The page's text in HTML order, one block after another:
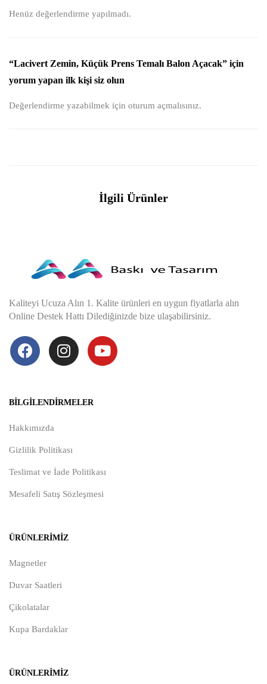
Henüz değerlendirme yapılmadı.
“Lacivert Zemin, Küçük Prens Temalı Balon Açacak” için
yorum yapan ilk kişi siz olun
Değerlendirme yazabilmek için oturum açmalısınız.
İlgili Ürünler
Kaliteyi Ucuza Alın 1. Kalite ürünleri en uygun fiyatlarla alın
Online Destek Hattı Dilediğinizde bize ulaşabilirsiniz.
BILGILENDIRMELER
Hakkımızda
Gizlilik Politikası
Teslimat ve İade Politikası
Mesafeli Satış Sözleşmesi
ÜRÜNLERIMIZ
Magnetler
Duvar Saatleri
Çikolatalar
Kupa Bardaklar
ÜRÜNLERIMIZ